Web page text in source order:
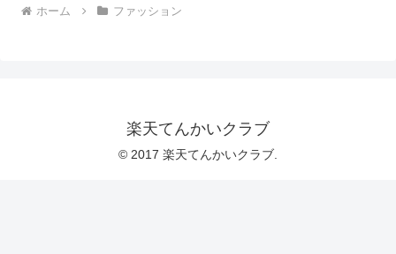
ホーム ファッション
楽天てんかいクラブ
© 2017 楽天てんかいクラブ.